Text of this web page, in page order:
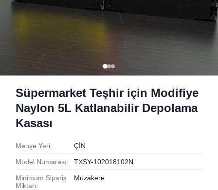
Süpermarket Teşhir için Modifiye
Naylon 5L Katlanabilir Depolama
Kasası
Menşe Yeri: ÇİN
Model Numarası: TXSY-102018102N
Minimum Sipariş
Miktarı:
Müzakere